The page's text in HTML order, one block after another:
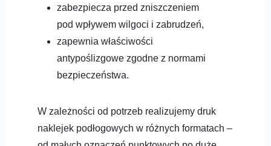
zabezpiecza przed zniszczeniem
pod wpływem wilgoci i zabrudzeń,
zapewnia właściwości
antypoślizgowe zgodne z normami
bezpieczeństwa.
W zależności od potrzeb realizujemy druk
naklejek podłogowych w różnych formatach –